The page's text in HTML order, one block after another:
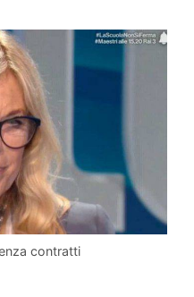
contratti